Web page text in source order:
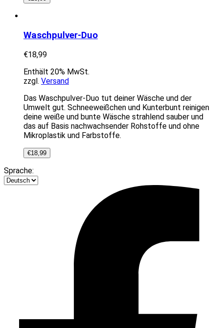
Waschpulver-Duo
€18,99
Enthält 20% MwSt.
zzgl. Versand
Das Waschpulver-Duo tut deiner Wäsche und der
Umwelt gut. Schneeweißchen und Kunterbunt reinigen
deine weiße und bunte Wäsche strahlend sauber und
das auf Basis nachwachsender Rohstoffe und ohne
Mikroplastik und Farbstoffe.
€18,99
Sprache: